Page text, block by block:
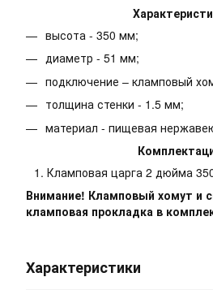
высота - 350 мм;
диаметр - 51 мм;
подключение – кламповый
толщина стенки - 1.5 мм;
материал - пищевая
Кламповая царга 2 дюйма
Внимание! Кламповый хомут и
кламповая прокладка в
Характеристики